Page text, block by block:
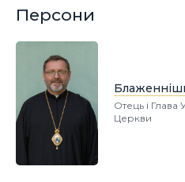
Персони
Отець і Глава
Церкви